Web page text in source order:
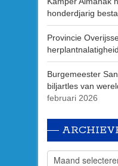
honderdjarig
Provincie
Burgemeester
biljartles van
februari 2026